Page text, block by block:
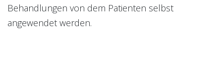
Behandlungen von dem Patienten selbst
angewendet werden.